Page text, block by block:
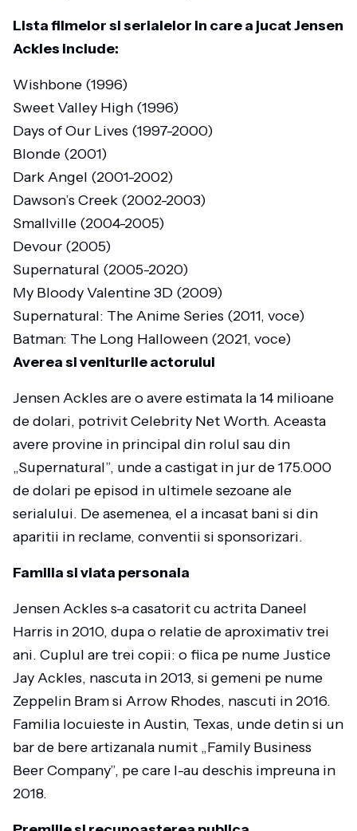
Lista filmelor si serialelor in care a jucat Jensen
Ackles include:
Wishbone (1996)
Sweet Valley High (1996)
Days of Our Lives (1997-2000)
Blonde (2001)
Dark Angel (2001-2002)
Dawson’s Creek (2002-2003)
Smallville (2004-2005)
Devour (2005)
Supernatural (2005-2020)
My Bloody Valentine 3D (2009)
Supernatural: The Anime Series (2011, voce)
Batman: The Long Halloween (2021, voce)
Averea si veniturile actorului
Jensen Ackles are o avere estimata la 14 milioane
de dolari, potrivit Celebrity Net Worth. Aceasta
avere provine in principal din rolul sau din
„Supernatural”, unde a castigat in jur de 175.000
de dolari pe episod in ultimele sezoane ale
serialului. De asemenea, el a incasat bani si din
aparitii in reclame, conventii si sponsorizari.
Familia si viata personala
Jensen Ackles s-a casatorit cu actrita Daneel
Harris in 2010, dupa o relatie de aproximativ trei
ani. Cuplul are trei copii: o fiica pe nume Justice
Jay Ackles, nascuta in 2013, si gemeni pe nume
Zeppelin Bram si Arrow Rhodes, nascuti in 2016.
Familia locuieste in Austin, Texas, unde detin si un
bar de bere artizanala numit „Family Business
Beer Company”, pe care l-au deschis impreuna in
2018.